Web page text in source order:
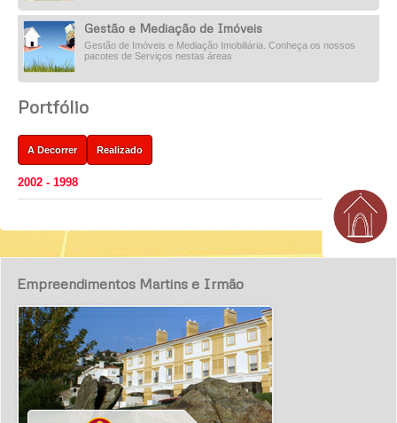
Gestão e Mediação de Imóveis
Gestão de Imóveis e Mediação Imobiliária. Conheça os nossos
pacotes de Serviços nestas áreas
Portfólio
A Decorrer Realizado
2002 - 1998
Empreendimentos Martins e Irmão